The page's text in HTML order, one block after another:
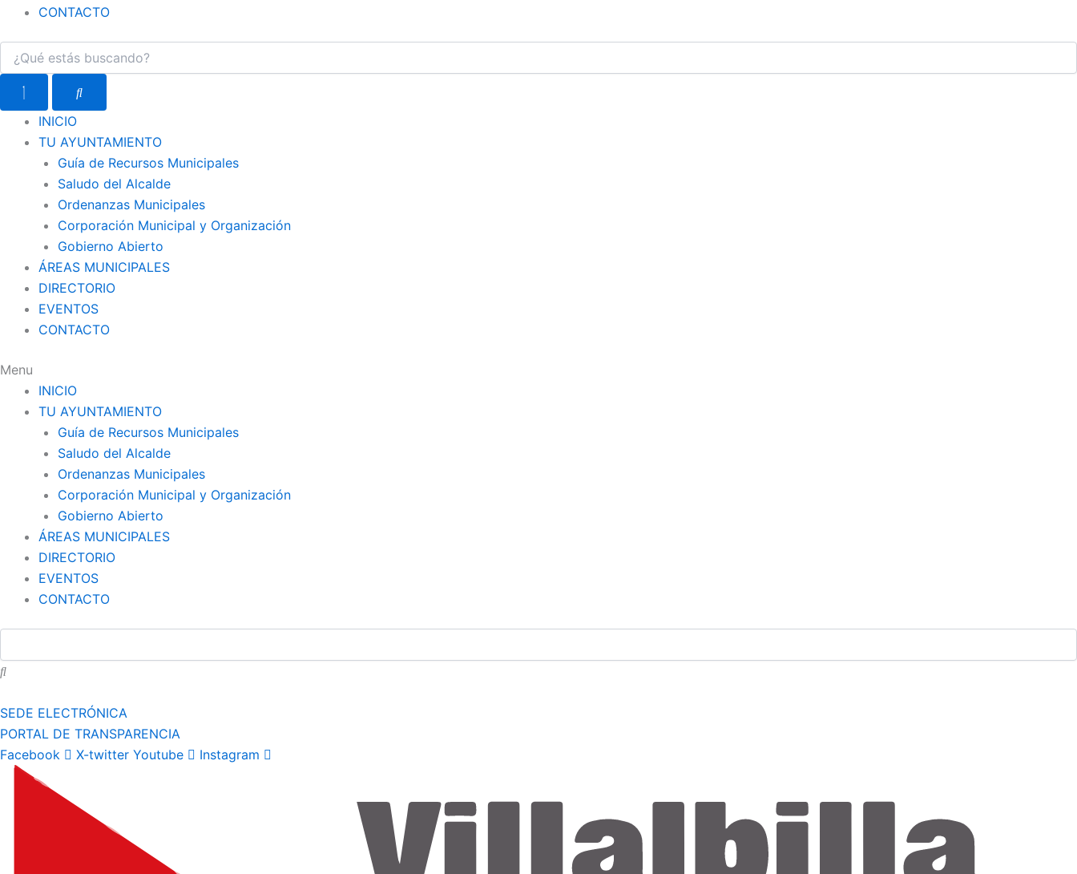
CONTACTO
INICIO
TU AYUNTAMIENTO
Guía de Recursos Municipales
Saludo del Alcalde
Ordenanzas Municipales
Corporación Municipal y Organización
Gobierno Abierto
ÁREAS MUNICIPALES
DIRECTORIO
EVENTOS
CONTACTO
Menu
INICIO
TU AYUNTAMIENTO
Guía de Recursos Municipales
Saludo del Alcalde
Ordenanzas Municipales
Corporación Municipal y Organización
Gobierno Abierto
ÁREAS MUNICIPALES
DIRECTORIO
EVENTOS
CONTACTO
SEDE ELECTRÓNICA
PORTAL DE TRANSPARENCIA
Facebook
X-twitter Youtube Instagram